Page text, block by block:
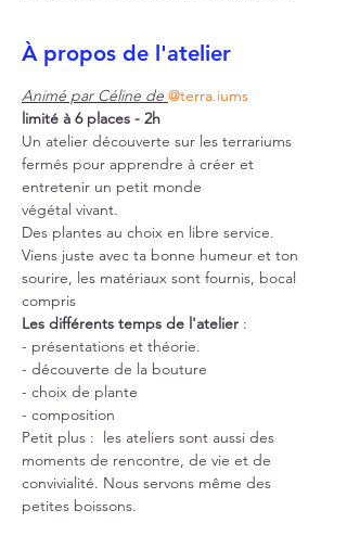
À propos de l'atelier
Animé par Céline de @terra.iums
limité à 6 places - 2h
Un atelier découverte sur les terrariums
fermés pour apprendre à créer et
entretenir un petit monde
végétal vivant.
Des plantes au choix en libre service.
Viens juste avec ta bonne humeur et ton
sourire, les matériaux sont fournis, bocal
compris
Les différents temps de l'atelier :
- présentations et théorie.
- découverte de la bouture
- choix de plante
- composition
Petit plus :  les ateliers sont aussi des
moments de rencontre, de vie et de
convivialité. Nous servons même des
petites boissons.